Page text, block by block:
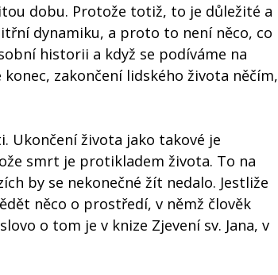
dobu. Protože totiž, to je důležité a
dynamiku, a proto to není něco, co
historii a když se podíváme na
zakončení lidského života něčím,
Ukončení života jako takové je
smrt je protikladem života. To na
by se nekonečné žít nedalo. Jestliže
něco o prostředí, v němž člověk
o tom je v knize Zjevení sv. Jana, v